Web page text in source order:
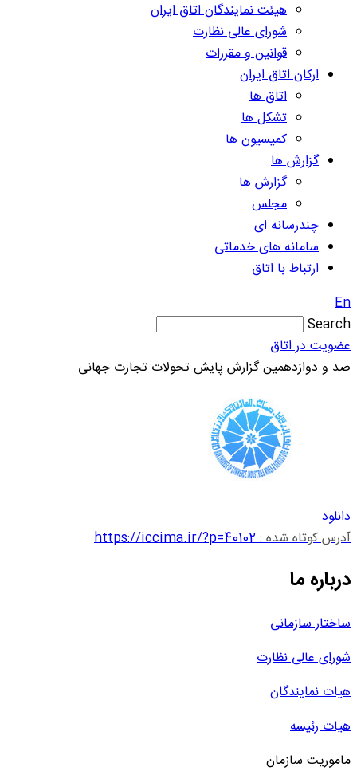
هیئت نمایندگان اتاق ایران
شورای عالی نظارت
قوانین و مقررات
ارکان اتاق ایران
اتاق ها
تشکل ها
کمیسیون ها
گزارش ها
گزارش ها
مجلس
چندرسانه ای
سامانه های خدماتی
ارتباط با اتاق
En
Search
عضویت در اتاق
صد و دوازدهمین گزارش پایش تحولات تجارت جهانی
دانلود
آدرس کوتاه شده :https://iccima.ir/?p=40102
درباره ما
ساختار سازمانی
شورای عالی نظارت
هیات نمایندگان
هیات رئیسه
ماموریت سازمان